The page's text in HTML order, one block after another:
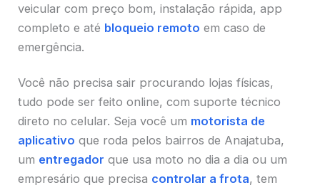
veicular com preço bom, instalação rápida, app
completo e até bloqueio remoto em caso de
emergência.
Você não precisa sair procurando lojas físicas,
tudo pode ser feito online, com suporte técnico
direto no celular. Seja você um motorista de
aplicativo que roda pelos bairros de Anajatuba,
um entregador que usa moto no dia a dia ou um
empresário que precisa controlar a frota, tem